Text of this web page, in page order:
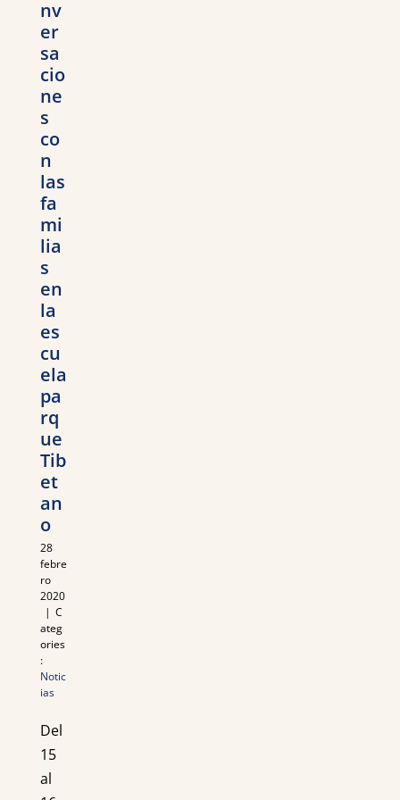
nv
er
sa
cio
ne
s
co
n
las
fa
mi
lia
s
en
la
es
cu
ela
pa
rq
ue
Tib
et
an
o
28
febre
ro
2020
| C
ateg
ories
:
Notic
ias
Del
15
al